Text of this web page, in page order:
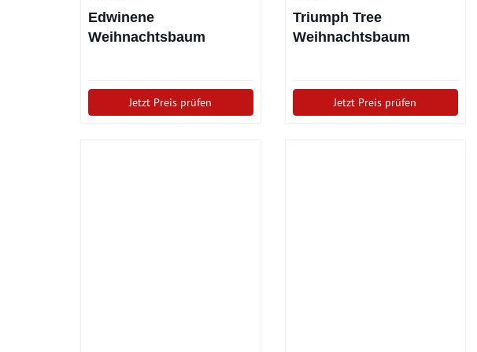
Edwinene
Weihnachtsbaum
Jetzt Preis prüfen
Triumph Tree
Weihnachtsbaum
Jetzt Preis prüfen